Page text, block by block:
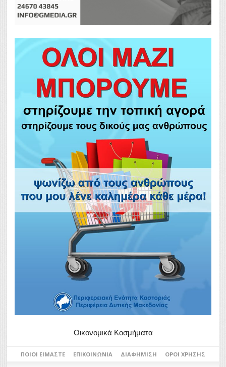
Οικονομικά Κοσμήματα
ΠΟΙΟΙ ΕΊΜΑΣΤΕ ΕΠΙΚΟΙΝΩΝΊΑ ΔΙΑΦΉΜΙΣΗ ΌΡΟΙ ΧΡΉΣΗΣ